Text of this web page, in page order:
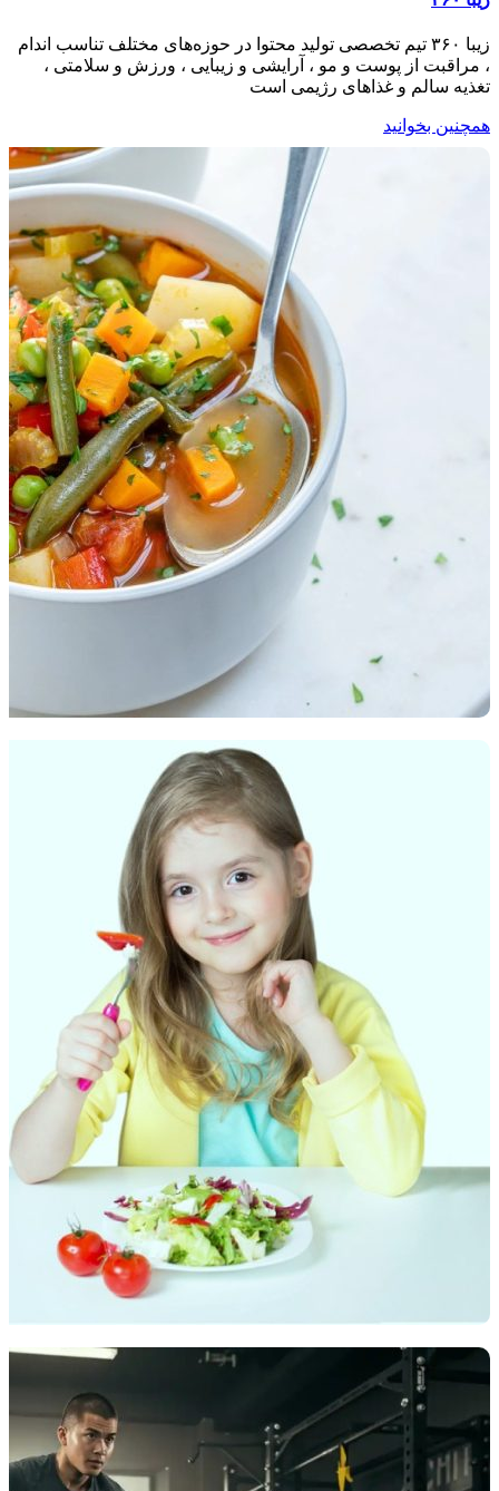
زیبا ۳۶۰ تیم تخصصی تولید محتوا در حوزه‌های مختلف تناسب اندام
، مراقبت از پوست و مو ، آرایشی و زیبایی ، ورزش و سلامتی ،
تغذیه سالم و غذاهای رژیمی است
همچنین بخوانید